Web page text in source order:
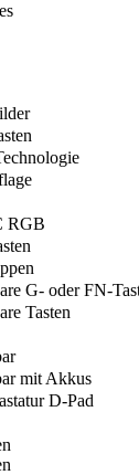
RGB
G- oder FN-
Tasten
mit Akkus
D-Pad